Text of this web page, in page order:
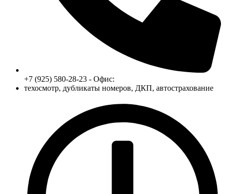
+7 (925) 580-28-23 - Офис:
техосмотр, дубликаты номеров, ДКП, автострахование